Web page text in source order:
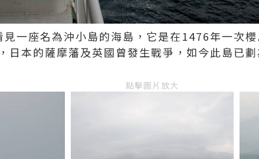
見一座名為沖小島的海島，它是在1476年一次
日本的薩摩藩及英國曾發生戰爭，如今此島已
點擊圖片放大